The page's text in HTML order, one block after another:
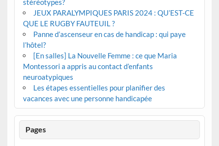
stéréotypes?
JEUX PARALYMPIQUES PARIS 2024 : QU’EST-CE
QUE LE RUGBY FAUTEUIL ?
Panne d’ascenseur en cas de handicap : qui paye
l’hôtel?
[En salles] La Nouvelle Femme : ce que Maria
Montessori a appris au contact d’enfants
neuroatypiques
Les étapes essentielles pour planifier des
vacances avec une personne handicapée
Pages